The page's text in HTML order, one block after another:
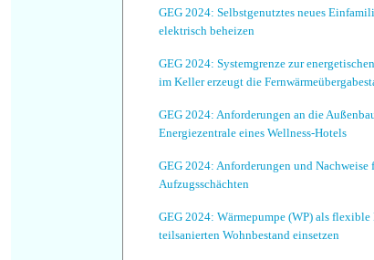
GEG 2024: Selbstgenutztes neues
elektrisch beheizen
GEG 2024: Systemgrenze zur
im Keller erzeugt die
GEG 2024: Anforderungen an die
Energiezentrale eines Wellness-Hotels
GEG 2024: Anforderungen und
Aufzugsschächten
GEG 2024: Wärmepumpe (WP) als
teilsanierten Wohnbestand einsetzen